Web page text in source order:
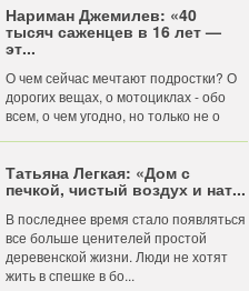
Нариман Джемилев: «40
тысяч саженцев в 16 лет —
эт...
О чем сейчас мечтают подростки? О
дорогих вещах, о мотоциклах - обо
всем, о чем угодно, но только не о
Татьяна Легкая: «Дом с
печкой, чистый воздух и нат...
В последнее время стало появляться
все больше ценителей простой
деревенской жизни. Люди не хотят
жить в спешке в бо...